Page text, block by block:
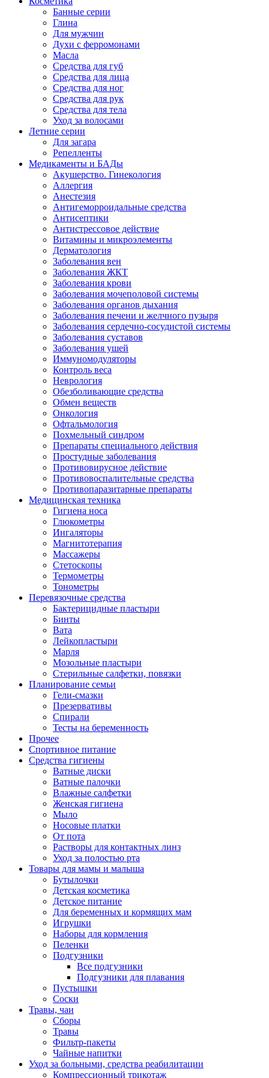
Банные серии
Глина
Для мужчин
Духи с ферромонами
Масла
Средства для губ
Средства для лица
Средства для ног
Средства для рук
Средства для тела
Уход за волосами
Летние серии
Для загара
Репелленты
Медикаменты и БАДы
Акушерство. Гинекология
Аллергия
Анестезия
Антигеморроидальные средства
Антисептики
Антистрессовое действие
Витамины и микроэлементы
Дерматология
Заболевания вен
Заболевания ЖКТ
Заболевания крови
Заболевания мочеполовой системы
Заболевания органов дыхания
Заболевания печени и желчного пузыря
Заболевания сердечно-сосудистой системы
Заболевания суставов
Заболевания ушей
Иммуномодуляторы
Контроль веса
Неврология
Обезболивающие средства
Обмен веществ
Онкология
Офтальмология
Похмельный синдром
Препараты специального действия
Простудные заболевания
Противовирусное действие
Противовоспалительные средства
Противопаразитарные препараты
Медицинская техника
Гигиена носа
Глюкометры
Ингаляторы
Магнитотерапия
Массажеры
Стетоскопы
Термометры
Тонометры
Перевязочные средства
Бактерицидные пластыри
Бинты
Вата
Лейкопластыри
Марля
Мозольные пластыри
Стерильные салфетки, повязки
Планирование семьи
Гели-смазки
Презервативы
Спирали
Тесты на беременность
Прочее
Спортивное питание
Средства гигиены
Ватные диски
Ватные палочки
Влажные салфетки
Женская гигиена
Мыло
Носовые платки
От пота
Растворы для контактных линз
Уход за полостью рта
Товары для мамы и малыша
Бутылочки
Детская косметика
Детское питание
Для беременных и кормящих мам
Игрушки
Наборы для кормления
Пеленки
Подгузники
Все подгузники
Подгузники для плавания
Пустышки
Соски
Травы, чаи
Сборы
Травы
Фильтр-пакеты
Чайные напитки
Уход за больными, средства реабилитации
Компрессионный трикотаж